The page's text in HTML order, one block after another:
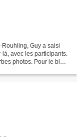
Guy a saisi
avec les participants.
photos. Pour le blog